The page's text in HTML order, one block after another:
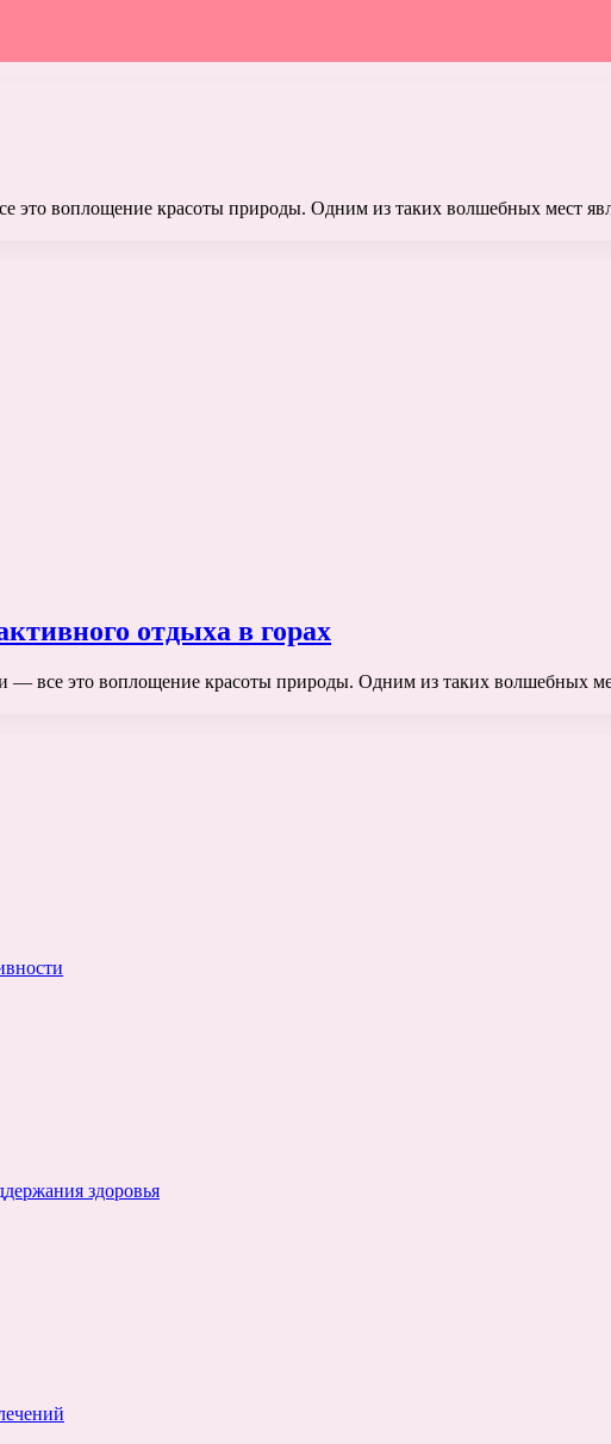
воплощение красоты природы. Одним из таких волшебных мест
отдыха в горах
все это воплощение красоты природы. Одним из таких волшебных
здоровья